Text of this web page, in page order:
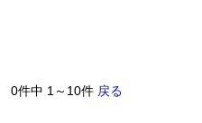
0件中 1～10件 戻る